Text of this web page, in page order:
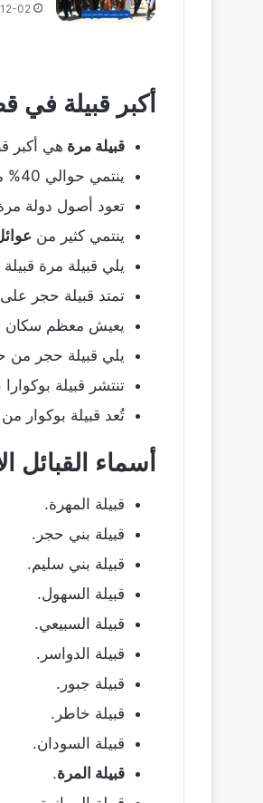
02
أكبر قبيلة
قبيلة مرة هي أكبر
ينتمي حوالي 40% من سكان دولة قطر إلى قبيلة مرة.
تعود أصول دولة
ينتمي كثير من
يلي قبيلة مرة
تمتد قبيلة حجر
يعيش معظم سكان
يلي قبيلة حجر من
تنتشر قبيلة
تُعد قبيلة بوكوار من
أسماء القبائل
قبيلة المهرة.
قبيلة بني حجر.
قبيلة بني سليم.
قبيلة السهول.
قبيلة السبيعي.
قبيلة الدواسر.
قبيلة جبور.
قبيلة خاطر.
قبيلة السودان.
قبيلة المرة.